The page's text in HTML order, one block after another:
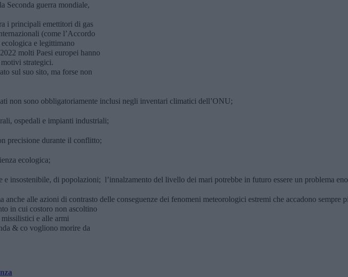
Seconda guerra mondiale,
i principali emettitori di gas
(come l’Accordo
e legittimano
molti Paesi europei hanno
strategici.
sul suo sito, ma forse non
non sono obbligatoriamente inclusi negli inventari climatici dell’ONU;
ospedali e impianti industriali;
precisione durante il conflitto;
ecologica;
insostenibile, di popolazioni;  l’innalzamento del livello dei mari potrebbe in futuro essere un problema
alle azioni di contrasto delle conseguenze dei fenomeni meteorologici estremi che accadono sempre
in cui costoro non ascoltino
e alle armi
& co vogliono morire da